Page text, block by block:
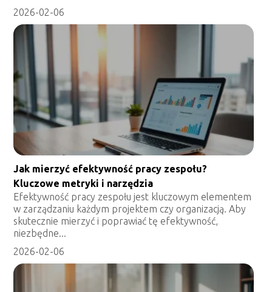
2026-02-06
Jak mierzyć efektywność pracy zespołu?
Kluczowe metryki i narzędzia
Efektywność pracy zespołu jest kluczowym elementem
w zarządzaniu każdym projektem czy organizacją. Aby
skutecznie mierzyć i poprawiać tę efektywność,
niezbędne...
2026-02-06